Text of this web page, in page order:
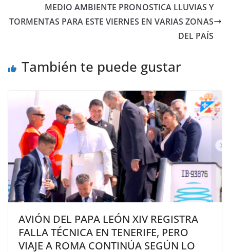
MEDIO AMBIENTE PRONOSTICA LLUVIAS Y
TORMENTAS PARA ESTE VIERNES EN VARIAS ZONAS
DEL PAÍS
También te puede gustar
AVIÓN DEL PAPA LEÓN XIV REGISTRA
FALLA TÉCNICA EN TENERIFE, PERO
VIAJE A ROMA CONTINÚA SEGÚN LO